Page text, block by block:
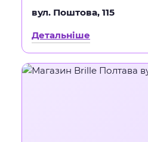
вул. Поштова, 115
Детальніше